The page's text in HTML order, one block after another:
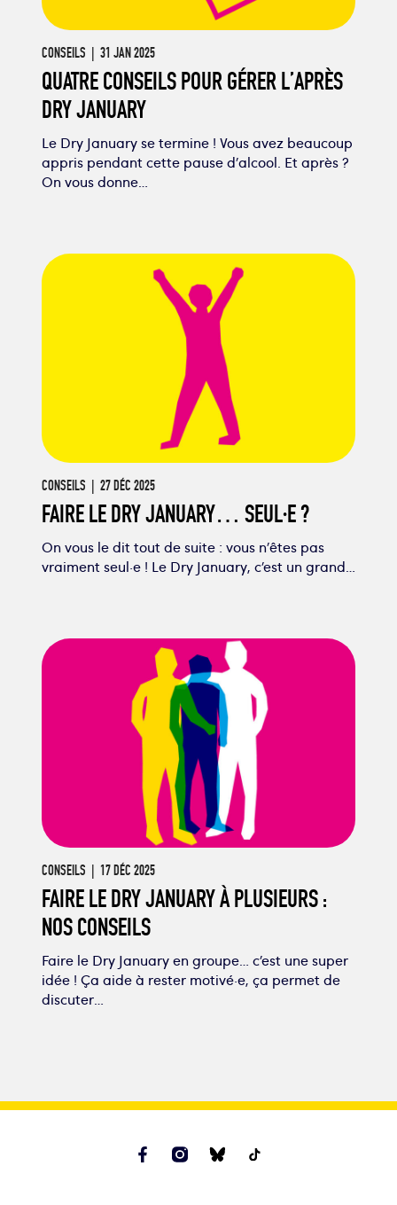
CONSEILS | 31 JAN 2025
QUATRE CONSEILS POUR GÉRER L’APRÈS
DRY JANUARY
Le Dry January se termine ! Vous avez beaucoup
appris pendant cette pause d’alcool. Et après ?
On vous donne…
CONSEILS | 27 DÉC 2025
FAIRE LE DRY JANUARY… SEUL·E ?
On vous le dit tout de suite : vous n’êtes pas
vraiment seul·e ! Le Dry January, c’est un grand…
CONSEILS | 17 DÉC 2025
FAIRE LE DRY JANUARY À PLUSIEURS :
NOS CONSEILS
Faire le Dry January en groupe… c’est une super
idée ! Ça aide à rester motivé·e, ça permet de
discuter…